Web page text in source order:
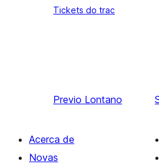
Tickets do trac
Previo Lontano
Acerca de
Novas